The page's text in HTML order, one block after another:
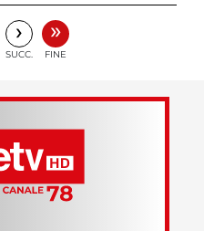
›
SUCC.
»
FINE